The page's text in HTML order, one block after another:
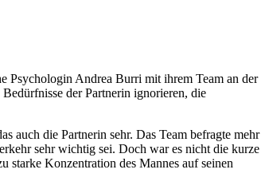
Psychologin Andrea Burri mit ihrem Team an der
der Partnerin ignorieren, die
auch die Partnerin sehr. Das Team befragte mehr
sehr wichtig sei. Doch war es nicht die kurze
starke Konzentration des Mannes auf seinen